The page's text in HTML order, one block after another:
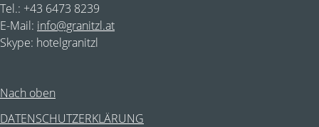
Tel.: +43 6473 8239
E-Mail: info@granitzl.at
Skype: hotelgranitzl
Nach oben
DATENSCHUTZERKLÄRUNG